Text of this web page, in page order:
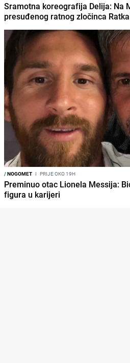
Sramotna koreografija Delija: Na
presuđenog ratnog zločinca
/NOGOMET I PRIJE OKO 19H
Preminuo otac Lionela Messija:
figura u karijeri